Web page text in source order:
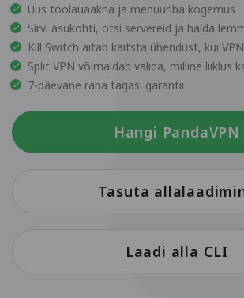
Uus töölauaakna ja menüüriba kogemus
Sirvi asukohti, otsi servereid ja halda
Kill Switch aitab kaitsta ühendust, kui
Split VPN võimaldab valida, milline liiklus
7-päevane raha tagasi garantii
Hangi PandaVPN
Tasuta
Laadi alla CLI